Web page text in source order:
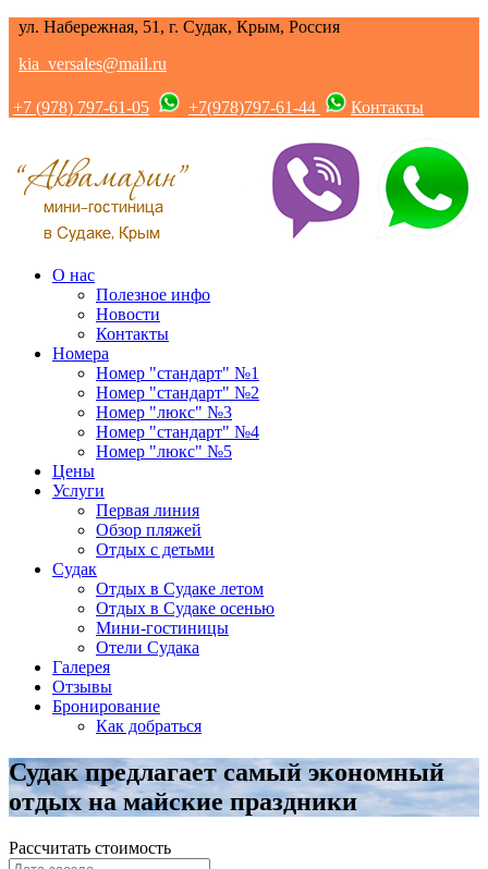
ул. Набережная, 51, г. Судак, Крым, Россия
kia_versales@mail.ru
+7 (978) 797-61-05 +7(978)797-61-44 Контакты
О нас
Полезное инфо
Новости
Контакты
Номера
Номер "стандарт" №1
Номер "стандарт" №2
Номер "люкс" №3
Номер "стандарт" №4
Номер "люкс" №5
Цены
Услуги
Первая линия
Обзор пляжей
Отдых с детьми
Судак
Отдых в Судаке летом
Отдых в Судаке осенью
Мини-гостиницы
Отели Судака
Галерея
Отзывы
Бронирование
Как добраться
Судак предлагает самый экономный
отдых на майские праздники
Рассчитать стоимость